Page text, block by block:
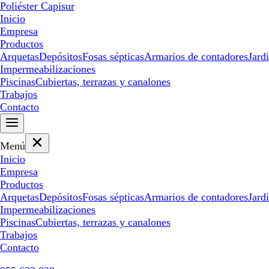
Poliéster Capisur
Inicio
Empresa
Productos
ArquetasDepósitosFosas sépticasArmarios de contadores
Impermeabilizaciones
PiscinasCubiertas, terrazas y canalones
Trabajos
Contacto
Menú
Inicio
Empresa
Productos
ArquetasDepósitosFosas sépticasArmarios de contadores
Impermeabilizaciones
PiscinasCubiertas, terrazas y canalones
Trabajos
Contacto